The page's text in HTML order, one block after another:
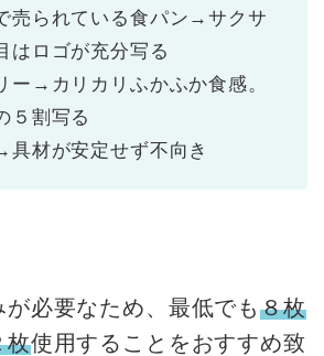
売られている食パン→サクサ
はロゴが充分写る
ー→カリカリふかふか食感。
５割写る
材が安定せず不向き
が必要なため、最低でも８枚
枚使用することをおすすめ致